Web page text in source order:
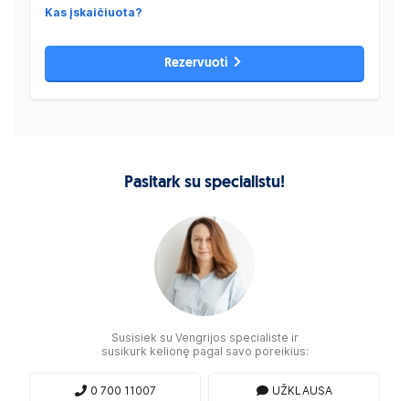
Kas įskaičiuota?
Rezervuoti
Pasitark su specialistu!
Susisiek su Vengrijos specialiste ir
susikurk kelionę pagal savo poreikius:
0 700 11007 UŽKLAUSA